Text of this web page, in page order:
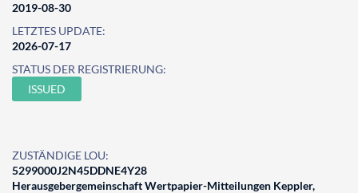
2019-08-30
LETZTES UPDATE:
2026-07-17
STATUS DER REGISTRIERUNG:
ISSUED
ZUSTÄNDIGE LOU:
5299000J2N45DDNE4Y28
Herausgebergemeinschaft Wertpapier-Mitteilungen Keppler,